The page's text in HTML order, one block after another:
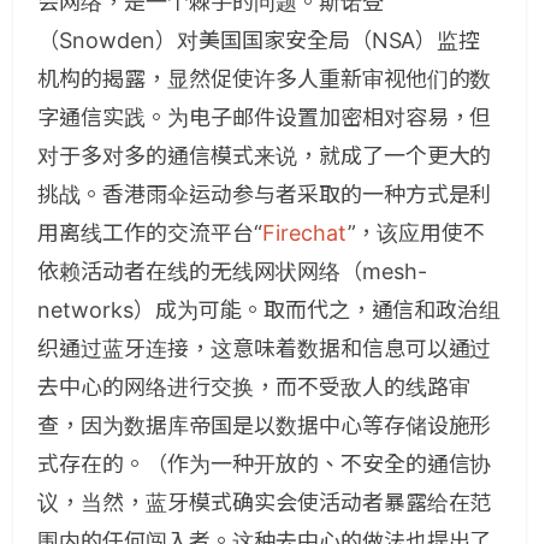
（Snowden）对美国国家安全局（NSA）监控
机构的揭露，显然促使许多人重新审视他们的数
字通信实践。为电子邮件设置加密相对容易，但
对于多对多的通信模式来说，就成了一个更大的
挑战。香港雨伞运动参与者采取的一种方式是利
用离线工作的交流平台“Firechat”，该应用使不
依赖活动者在线的无线网状网络（mesh-
networks）成为可能。取而代之，通信和政治组
织通过蓝牙连接，这意味着数据和信息可以通过
去中心的网络进行交换，而不受敌人的线路审
查，因为数据库帝国是以数据中心等存储设施形
式存在的。（作为一种开放的、不安全的通信协
议，当然，蓝牙模式确实会使活动者暴露给在范